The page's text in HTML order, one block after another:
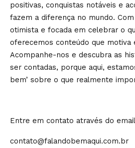
positivas, conquistas notáveis e
fazem a diferença no mundo.
otimista e focada em celebrar o
oferecemos conteúdo que motiva
Acompanhe-nos e descubra as
ser contadas, porque aqui,
bem’ sobre o que realmente
Entre em contato através do
contato@falandobemaqui.com.br